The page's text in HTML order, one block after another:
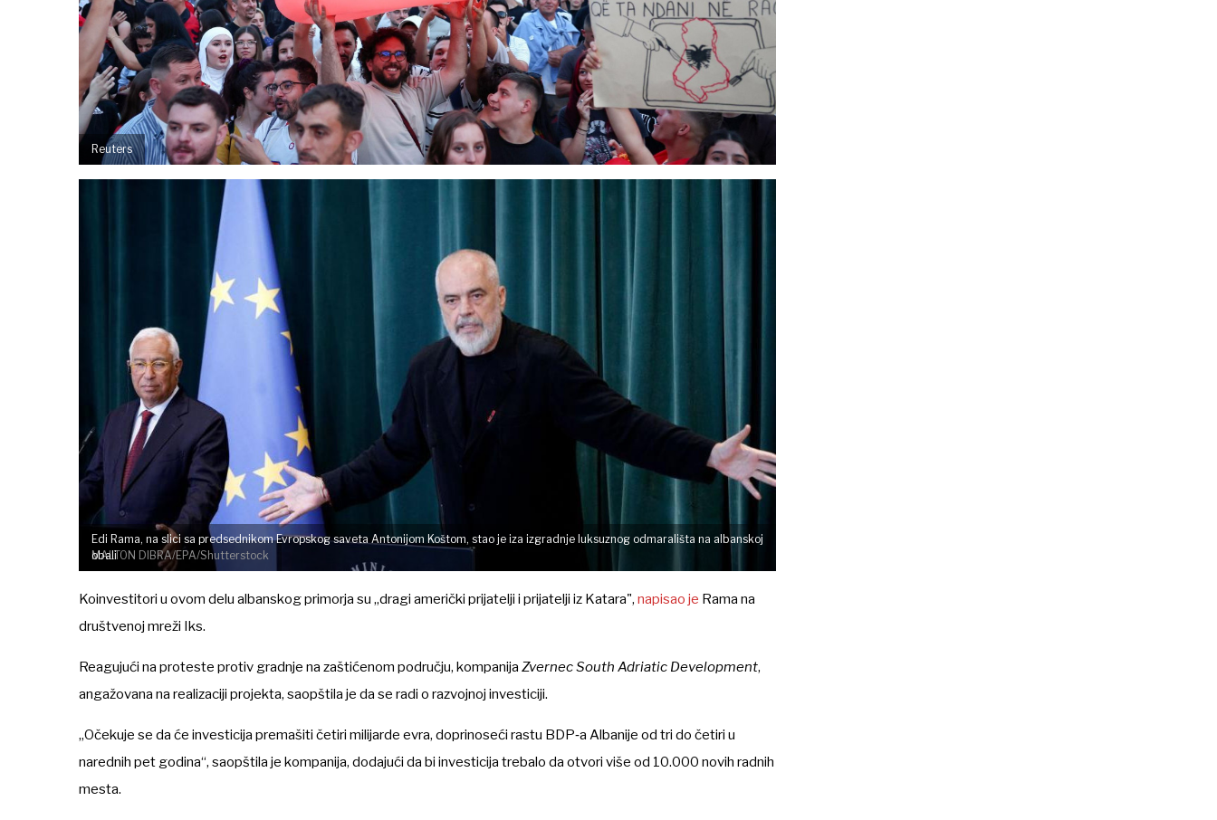
Reuters
MALTON DIBRA/EPA/Shutterstock
Edi Rama, na slici sa predsednikom Evropskog saveta Antonijom Koštom, stao je iza izgradnje luksuznog odmarališta na albanskoj
obali
Koinvestitori u ovom delu albanskog primorja su „dragi američki prijatelji i prijatelji iz Katara", napisao je Rama na
društvenoj mreži Iks.
Reagujući na proteste protiv gradnje na zaštićenom području, kompanija Zvernec South Adriatic Development,
angažovana na realizaciji projekta, saopštila je da se radi o razvojnoj investiciji.
„Očekuje se da će investicija premašiti četiri milijarde evra, doprinoseći rastu BDP‑a Albanije od tri do četiri u
narednih pet godina“, saopštila je kompanija, dodajući da bi investicija trebalo da otvori više od 10.000 novih radnih
mesta.